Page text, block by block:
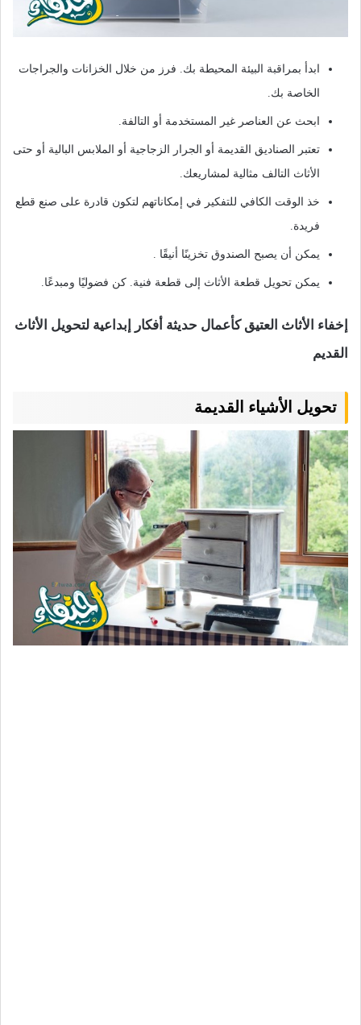
ابدأ بمراقبة البيئة المحيطة بك. فرز من خلال الخزانات والجراجات
الخاصة بك.
ابحث عن العناصر غير المستخدمة أو التالفة.
تعتبر الصناديق القديمة أو الجرار الزجاجية أو الملابس البالية أو حتى
الأثاث التالف مثالية لمشاريعك.
خذ الوقت الكافي للتفكير في إمكاناتهم لتكون قادرة على صنع قطع
فريدة.
يمكن أن يصبح الصندوق تخزينًا أنيقًا .
يمكن تحويل قطعة الأثاث إلى قطعة فنية. كن فضوليًا ومبدعًا.
إخفاء الأثاث العتيق كأعمال حديثة أفكار إبداعية لتحويل الأثاث
القديم
تحويل الأشياء القديمة